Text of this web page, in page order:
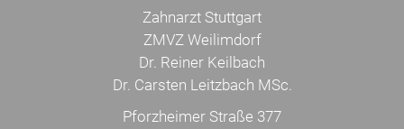
Zahnarzt Stuttgart
ZMVZ Weilimdorf
Dr. Reiner Keilbach
Dr. Carsten Leitzbach MSc.
Pforzheimer Straße 377